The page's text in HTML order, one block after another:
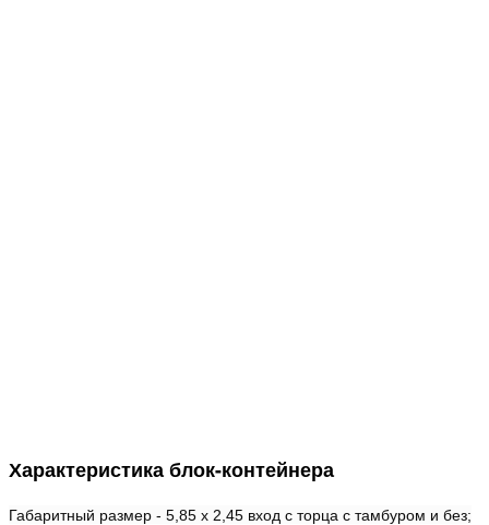
Характеристика блок-контейнера
Габаритный размер - 5,85 х 2,45 вход с торца с тамбуром и без;